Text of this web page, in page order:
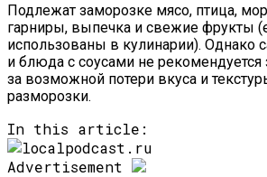
Подлежат заморозке мясо, птица,
гарниры, выпечка и свежие фрукты
использованы в кулинарии). Однако
и блюда с соусами не
за возможной потери вкуса и
разморозки.
In this article:
Advertisement